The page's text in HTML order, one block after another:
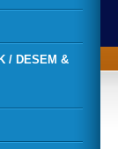
/ DESEM &